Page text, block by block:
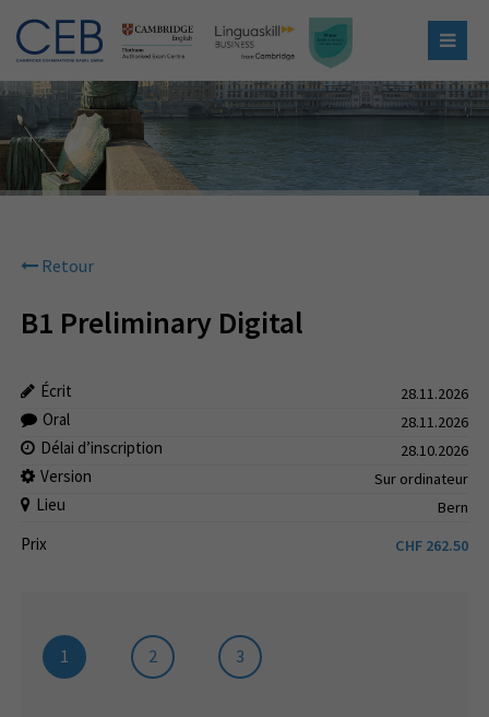
Retour
B1 Preliminary Digital
Écrit 28.11.2026
Oral 28.11.2026
Délai d’inscription 28.10.2026
Version Sur ordinateur
Lieu Bern
Prix CHF 262.50
1 2 3